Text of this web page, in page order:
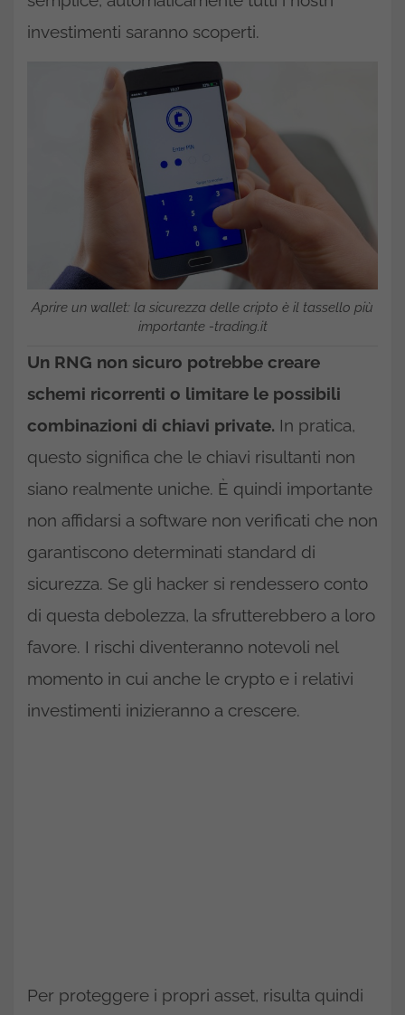
investimenti saranno scoperti.
Aprire un wallet: la sicurezza delle cripto è il tassello più
importante -trading.it
Un RNG non sicuro potrebbe creare
schemi ricorrenti o limitare le possibili
combinazioni di chiavi private. In pratica,
questo significa che le chiavi risultanti non
siano realmente uniche. È quindi importante
non affidarsi a software non verificati che non
garantiscono determinati standard di
sicurezza. Se gli hacker si rendessero conto
di questa debolezza, la sfrutterebbero a loro
favore. I rischi diventeranno notevoli nel
momento in cui anche le crypto e i relativi
investimenti inizieranno a crescere.
Per proteggere i propri asset, risulta quindi